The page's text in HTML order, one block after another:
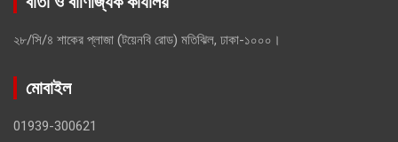
২৮/সি/৪ শাকের প্লাজা (টয়েনবি রোড) মতিঝিল, ঢাকা-১০০০।
মোবাইল
01939-300621